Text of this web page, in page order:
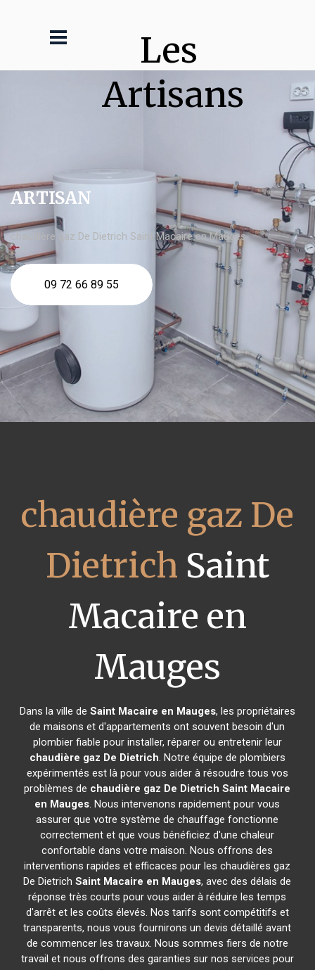
Les
Artisans
ARTISAN
chaudière gaz De Dietrich Saint Macaire en Mauges
09 72 66 89 55
chaudière gaz De
Dietrich Saint
Macaire en
Mauges
Dans la ville de Saint Macaire en Mauges, les propriétaires
de maisons et d'appartements ont souvent besoin d'un
plombier fiable pour installer, réparer ou entretenir leur
chaudière gaz De Dietrich. Notre équipe de plombiers
expérimentés est là pour vous aider à résoudre tous vos
problèmes de chaudière gaz De Dietrich Saint Macaire
en Mauges. Nous intervenons rapidement pour vous
assurer que votre système de chauffage fonctionne
correctement et que vous bénéficiez d'une chaleur
confortable dans votre maison. Nous offrons des
interventions rapides et efficaces pour les chaudières gaz
De DietrichSaint Macaire en Mauges, avec des délais de
réponse très courts pour vous aider à réduire les temps
d'arrêt et les coûts élevés. Nos tarifs sont compétitifs et
transparents, nous vous fournirons un devis détaillé avant
de commencer les travaux. Nous sommes fiers de notre
travail et nous offrons des garanties sur nos services pour